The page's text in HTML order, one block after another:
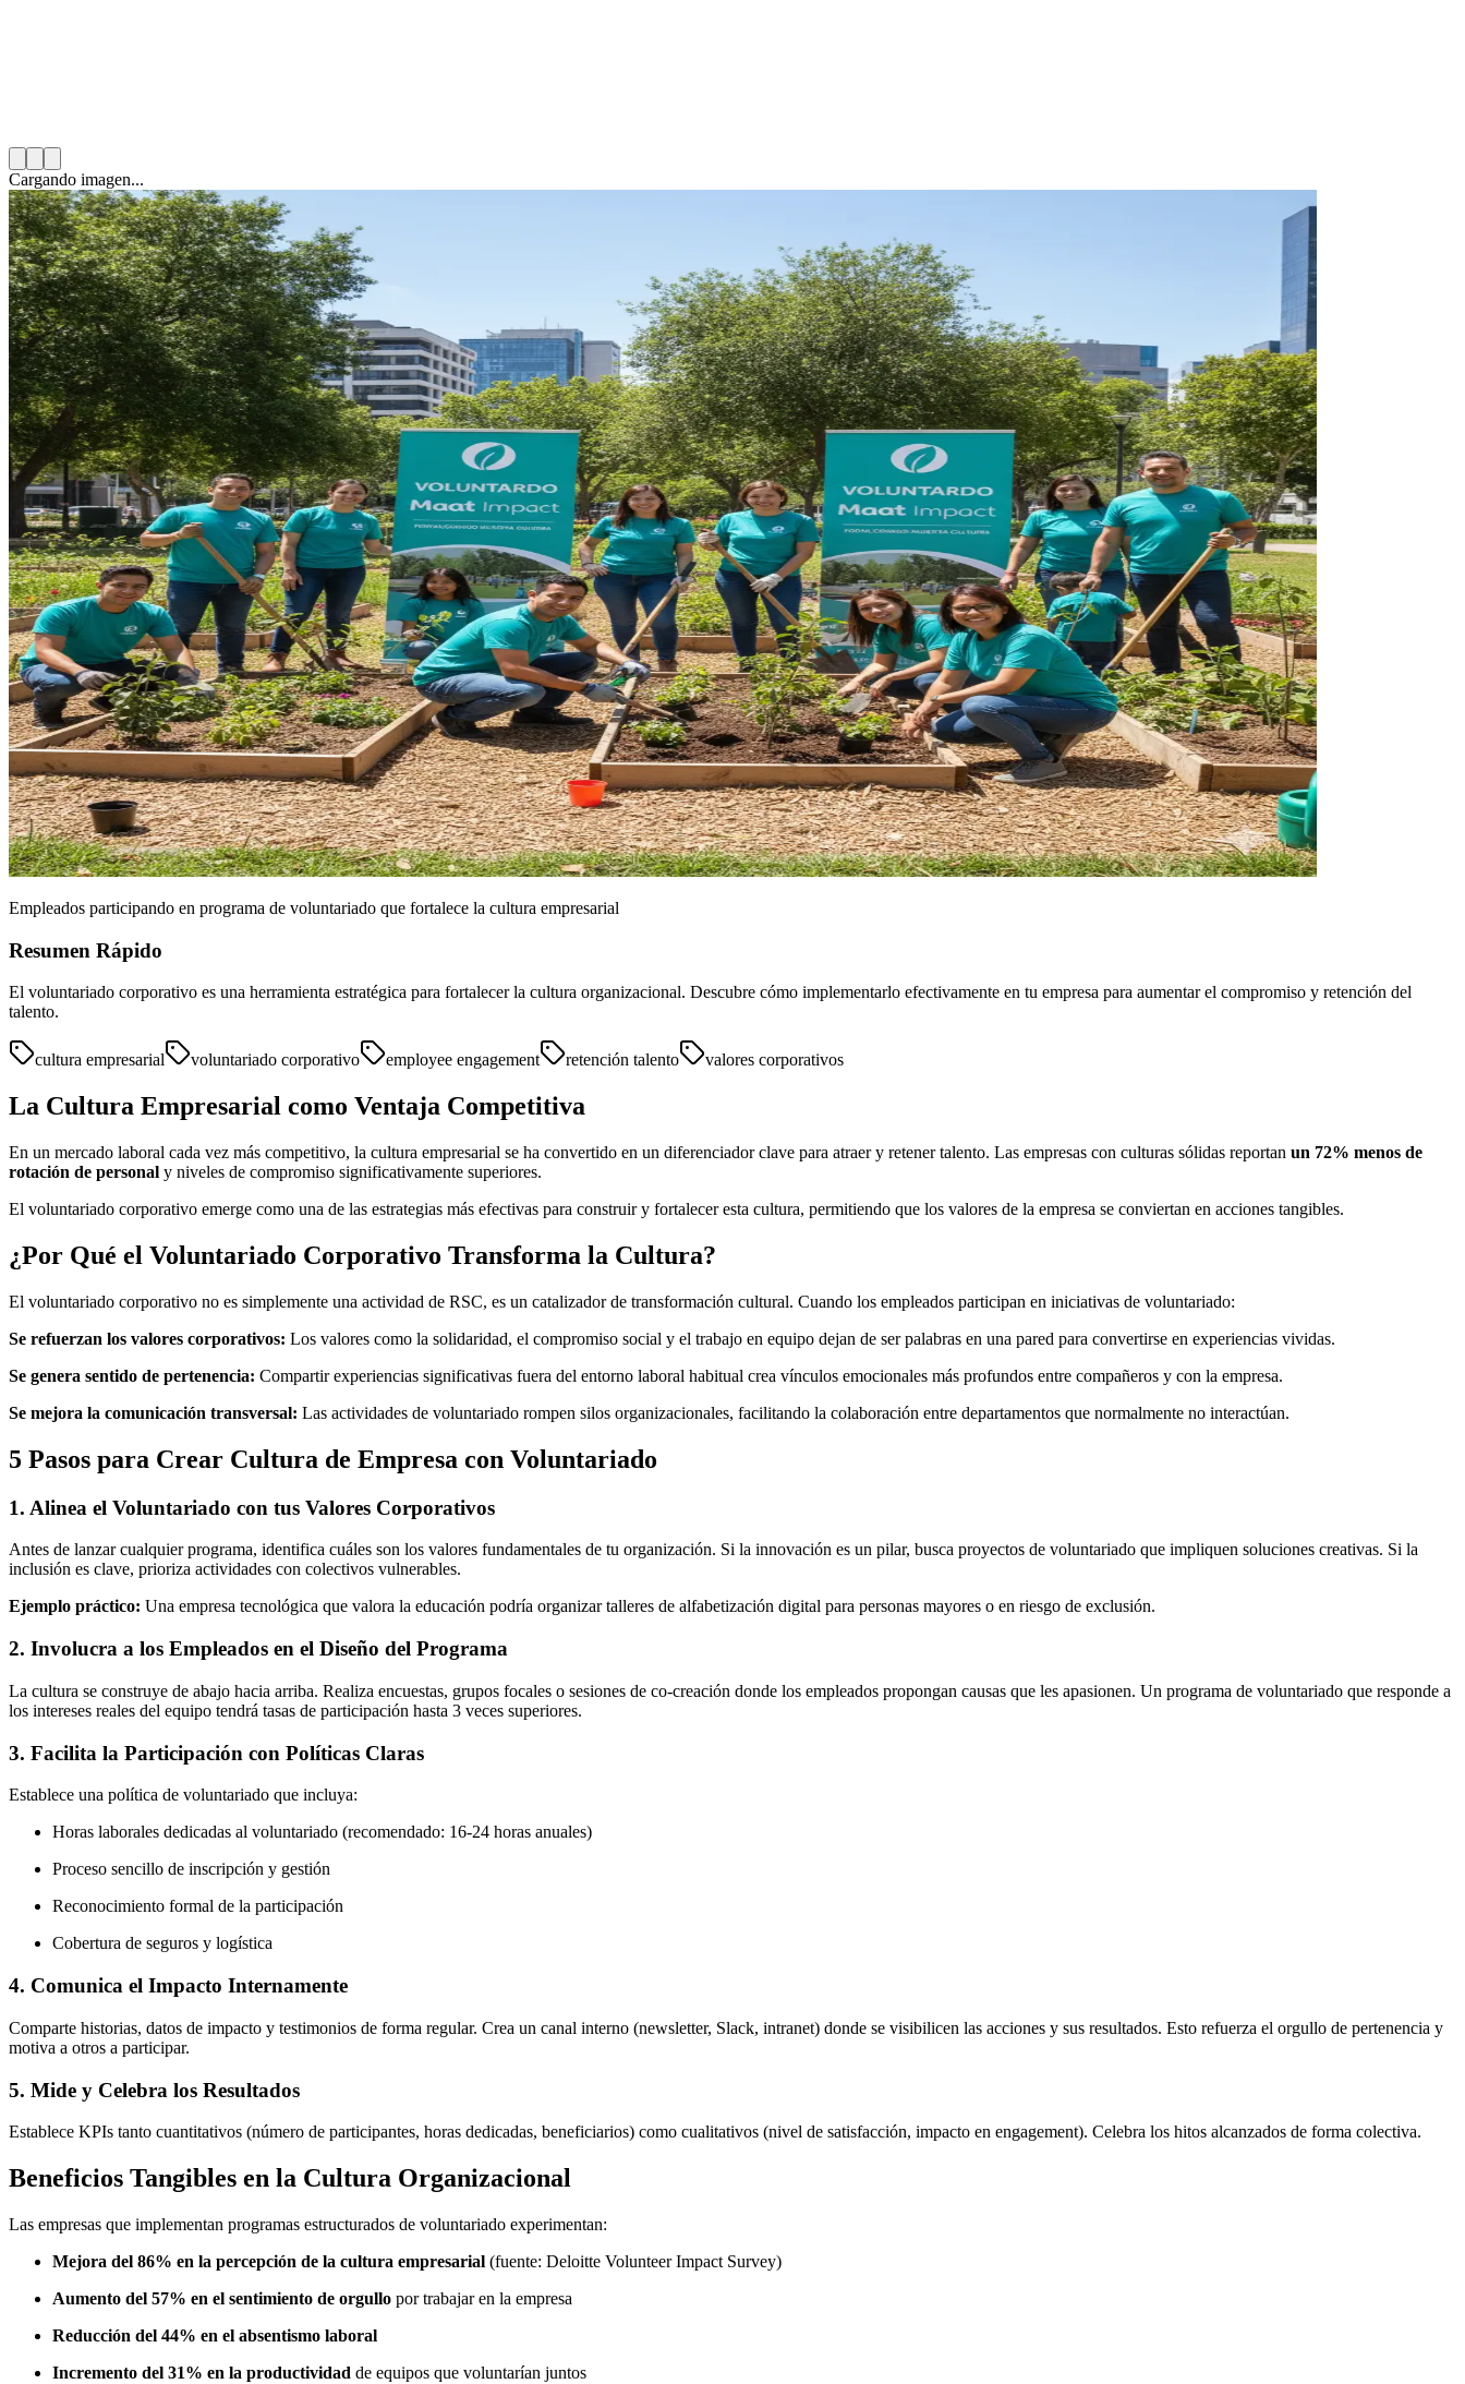
Cargando imagen...
Empleados participando en programa de voluntariado que fortalece la cultura empresarial
Resumen Rápido
El voluntariado corporativo es una herramienta estratégica para fortalecer la cultura organizacional. Descubre cómo implementarlo efectivamente en tu empresa para aumentar el compromiso y retención del
talento.
cultura empresarial voluntariado corporativo employee engagement retención talento valores corporativos
La Cultura Empresarial como Ventaja Competitiva
En un mercado laboral cada vez más competitivo, la cultura empresarial se ha convertido en un diferenciador clave para atraer y retener talento. Las empresas con culturas sólidas reportan un 72% menos de
rotación de personal y niveles de compromiso significativamente superiores.
El voluntariado corporativo emerge como una de las estrategias más efectivas para construir y fortalecer esta cultura, permitiendo que los valores de la empresa se conviertan en acciones tangibles.
¿Por Qué el Voluntariado Corporativo Transforma la Cultura?
El voluntariado corporativo no es simplemente una actividad de RSC, es un catalizador de transformación cultural. Cuando los empleados participan en iniciativas de voluntariado:
Se refuerzan los valores corporativos: Los valores como la solidaridad, el compromiso social y el trabajo en equipo dejan de ser palabras en una pared para convertirse en experiencias vividas.
Se genera sentido de pertenencia: Compartir experiencias significativas fuera del entorno laboral habitual crea vínculos emocionales más profundos entre compañeros y con la empresa.
Se mejora la comunicación transversal: Las actividades de voluntariado rompen silos organizacionales, facilitando la colaboración entre departamentos que normalmente no interactúan.
5 Pasos para Crear Cultura de Empresa con Voluntariado
1. Alinea el Voluntariado con tus Valores Corporativos
Antes de lanzar cualquier programa, identifica cuáles son los valores fundamentales de tu organización. Si la innovación es un pilar, busca proyectos de voluntariado que impliquen soluciones creativas. Si la
inclusión es clave, prioriza actividades con colectivos vulnerables.
Ejemplo práctico: Una empresa tecnológica que valora la educación podría organizar talleres de alfabetización digital para personas mayores o en riesgo de exclusión.
2. Involucra a los Empleados en el Diseño del Programa
La cultura se construye de abajo hacia arriba. Realiza encuestas, grupos focales o sesiones de co-creación donde los empleados propongan causas que les apasionen. Un programa de voluntariado que responde a
los intereses reales del equipo tendrá tasas de participación hasta 3 veces superiores.
3. Facilita la Participación con Políticas Claras
Establece una política de voluntariado que incluya:
Horas laborales dedicadas al voluntariado (recomendado: 16-24 horas anuales)
Proceso sencillo de inscripción y gestión
Reconocimiento formal de la participación
Cobertura de seguros y logística
4. Comunica el Impacto Internamente
Comparte historias, datos de impacto y testimonios de forma regular. Crea un canal interno (newsletter, Slack, intranet) donde se visibilicen las acciones y sus resultados. Esto refuerza el orgullo de pertenencia y
motiva a otros a participar.
5. Mide y Celebra los Resultados
Establece KPIs tanto cuantitativos (número de participantes, horas dedicadas, beneficiarios) como cualitativos (nivel de satisfacción, impacto en engagement). Celebra los hitos alcanzados de forma colectiva.
Beneficios Tangibles en la Cultura Organizacional
Las empresas que implementan programas estructurados de voluntariado experimentan:
Mejora del 86% en la percepción de la cultura empresarial (fuente: Deloitte Volunteer Impact Survey)
Aumento del 57% en el sentimiento de orgullo por trabajar en la empresa
Reducción del 44% en el absentismo laboral
Incremento del 31% en la productividad de equipos que voluntarían juntos